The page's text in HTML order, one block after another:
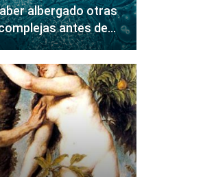
albergado otras
antes de…